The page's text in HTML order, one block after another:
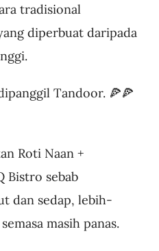
tradisional
diperbuat daripada
Tandoor. 🍕🍕
Roti Naan +
Bistro sebab
dan sedap, lebih-
masih panas.